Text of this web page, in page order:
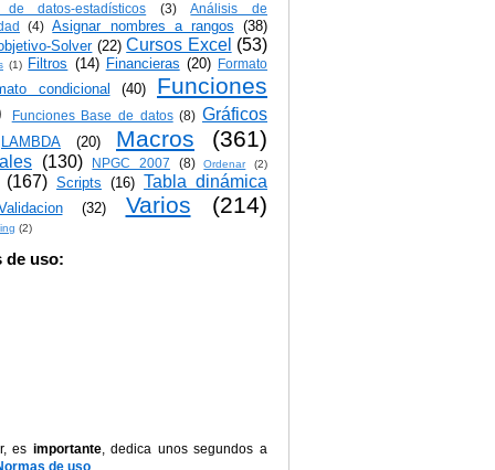
de datos-estadísticos (3)
Análisis de
(4) Asignar nombres a rangos
(38)
Solver (22) Cursos Excel (53)
(1) Filtros (14) Financieras (20) Formato
condicional (40)
Funciones
Funciones Base de datos (8) Gráficos
LAMBDA (20) Macros (361)
(130) NPGC 2007 (8) Ordenar (2)
(167) Scripts (16) Tabla dinámica
(32) Varios (214)
(2)
de uso:
es importante, dedica unos segundos a